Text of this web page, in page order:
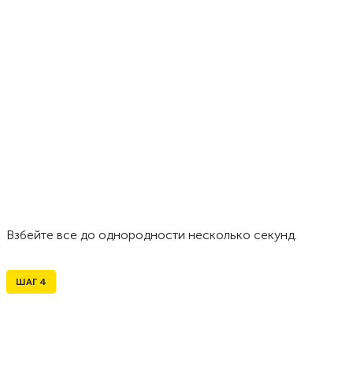
Взбейте все до однородности несколько секунд.
ШАГ 4